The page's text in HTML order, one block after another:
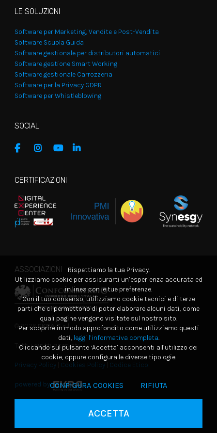
LE SOLUZIONI
Software per Marketing, Vendite e Post-Vendita
Software Scuola Guida
Software gestionale per distributori automatici
Software gestione Smart Working
Software gestionale Carrozzeria
Software per la Privacy GDPR
Software per Whistleblowing
SOCIAL
CERTIFICAZIONI
ASSOCIAZIONI
© 2026EKRA S.r.l.
Tutti i diritti riservati
Privacy Policy Cookies Policy Codice Etico
powered by
Rispettiamo la tua Privacy.
Utilizziamo cookie per assicurarti un’esperienza accurata ed
in linea con le tue preferenze.
Con il tuo consenso, utilizziamo cookie tecnici e di terze
parti che ci permettono di poter elaborare alcuni dati, come
quali pagine vengono visitate sul nostro sito.
Per scoprire in modo approfondito come utilizziamo questi
dati, leggi l’informativa completa.
Cliccando sul pulsante ‘Accetta’ acconsenti all’utilizzo dei
cookie, oppure configura le diverse tipologie.
CONFIGURA COOKIES RIFIUTA
ACCETTA